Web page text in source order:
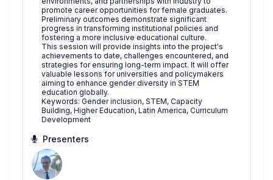
promote career opportunities for female graduates.
Preliminary outcomes demonstrate significant
progress in transforming institutional policies and
fostering a more inclusive educational culture.
This session will provide insights into the project's
achievements to date, challenges encountered, and
strategies for ensuring long-term impact. It will offer
valuable lessons for universities and policymakers
aiming to enhance gender diversity in STEM
education globally.
Keywords: Gender inclusion, STEM, Capacity
Building, Higher Education, Latin America, Curriculum
Development
Presenters